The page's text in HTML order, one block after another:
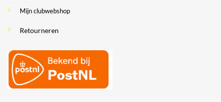
Mijn clubwebshop
Retourneren